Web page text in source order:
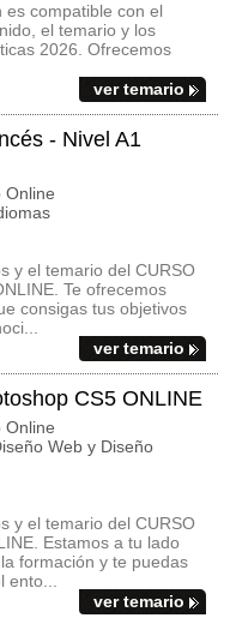
compatible con el
el temario y los
2026. Ofrecemos
ver temario
- Nivel A1
Online
y el temario del CURSO
Te ofrecemos
consigas tus objetivos
ver temario
CS5 ONLINE
Online
Web y Diseño
y el temario del CURSO
Estamos a tu lado
formación y te puedas
ver temario